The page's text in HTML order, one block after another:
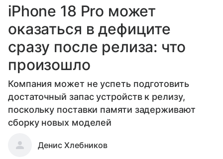
iPhone 18 Pro может
оказаться в дефиците
сразу после релиза: что
произошло
Компания может не успеть подготовить
достаточный запас устройств к релизу,
поскольку поставки памяти задерживают
сборку новых моделей
Денис Хлебников